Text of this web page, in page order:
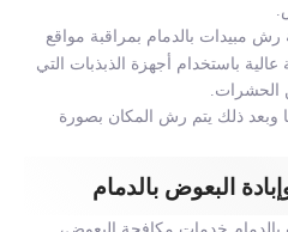
مبيدات بالدمام بمراقبة مواقع
باستخدام أجهزة الذبذبات التي
الحشرات.
ذلك يتم رش المكان بصورة